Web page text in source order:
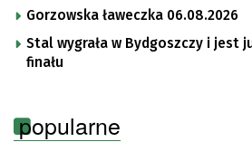
Gorzowska ławeczka 06.08.2026
Stal wygrała w Bydgoszczy i jest
finału
popularne